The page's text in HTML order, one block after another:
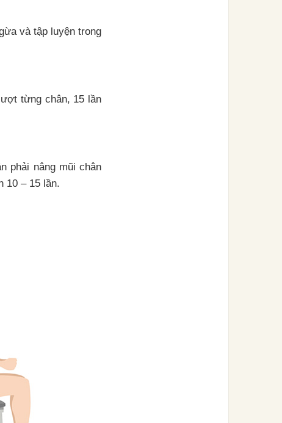
và tập luyện trong
từng chân, 15 lần
phải nâng mũi chân
10 – 15 lần.